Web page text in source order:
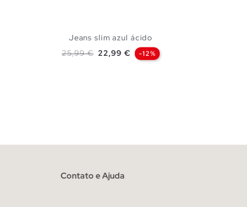
Jeans slim azul ácido
Preço normal
25,99 € Preço
22,99 € -12%
Contato e Ajuda